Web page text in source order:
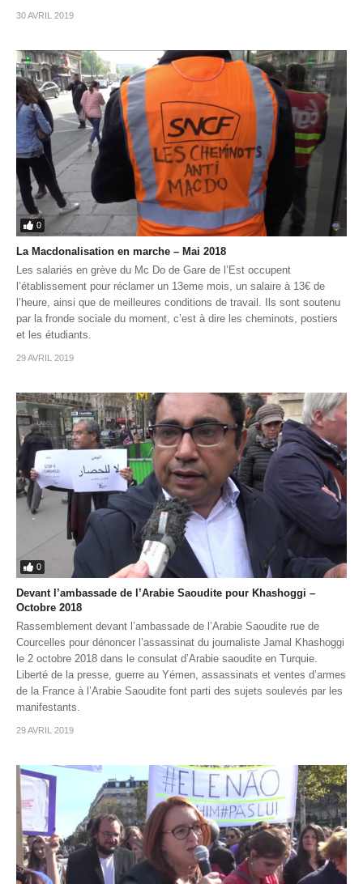
30 AVRIL 2019
0
La Macdonalisation en marche – Mai 2018
Les salariés en grève du Mc Do de Gare de l’Est occupent
l’établissement pour réclamer un 13eme mois, un salaire à 13€ de
l’heure, ainsi que de meilleures conditions de travail. Ils sont soutenu
par la fronde sociale du moment, c’est à dire les cheminots, postiers
et les étudiants.
29 AVRIL 2019
0
Devant l’ambassade de l’Arabie Saoudite pour Khashoggi –
Octobre 2018
Rassemblement devant l’ambassade de l’Arabie Saoudite rue de
Courcelles pour dénoncer l’assassinat du journaliste Jamal Khashoggi
le 2 octobre 2018 dans le consulat d’Arabie saoudite en Turquie.
Liberté de la presse, guerre au Yémen, assassinats et ventes d’armes
de la France à l’Arabie Saoudite font parti des sujets soulevés par les
manifestants.
29 AVRIL 2019